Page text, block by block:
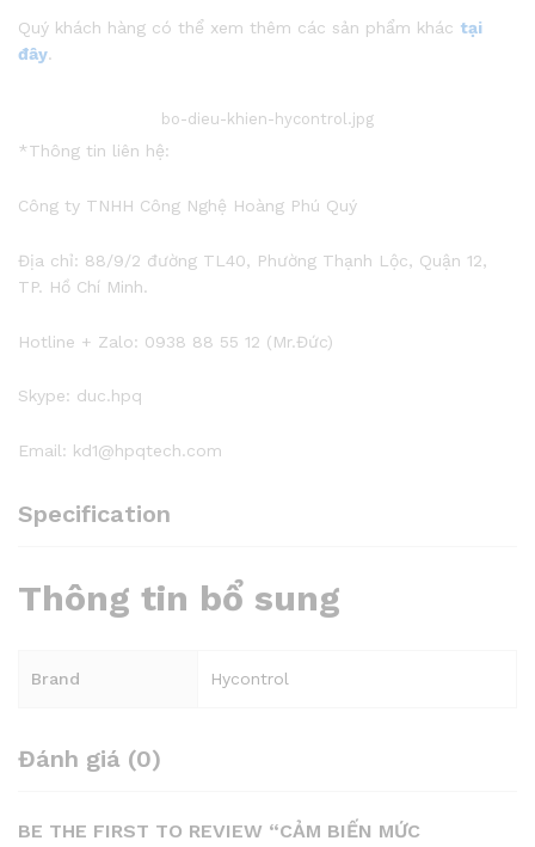
Quý khách hàng có thể xem thêm các sản phẩm khác tại
đây.
bo-dieu-khien-hycontrol.jpg
*Thông tin liên hệ:
Công ty TNHH Công Nghệ Hoàng Phú Quý
Địa chỉ: 88/9/2 đường TL40, Phường Thạnh Lộc, Quận 12,
TP. Hồ Chí Minh.
Hotline + Zalo: 0938 88 55 12 (Mr.Đức)
Skype: duc.hpq
Email: kd1@hpqtech.com
Specification
Thông tin bổ sung
Brand Hycontrol
Đánh giá (0)
BE THE FIRST TO REVIEW “CẢM BIẾN MỨC